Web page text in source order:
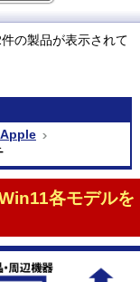
の製品が表示されて
Apple
各モデルを